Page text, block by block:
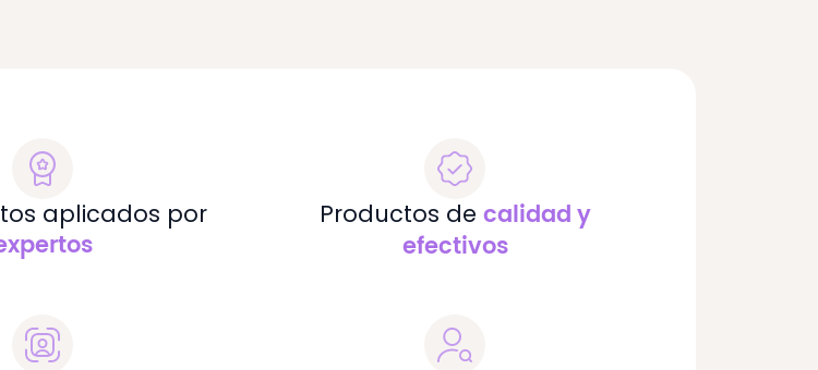
aplicados por Productos de calidad y
efectivos